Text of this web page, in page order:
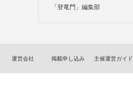
「登竜門」編集部
運営会社 掲載申し込み 主催運営ガイド